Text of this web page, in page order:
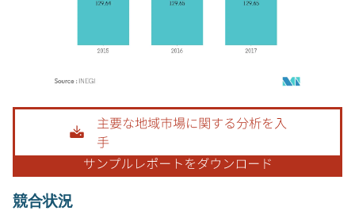
画像 © Mordor Intelligence。再利用にはCC BY 4.0の表示が必要です。
競合状況